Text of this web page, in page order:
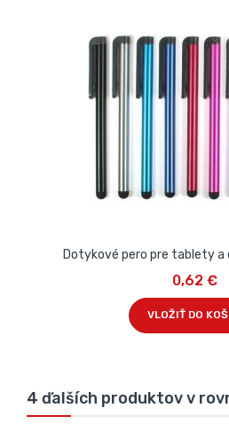
Dotykové pero pre tablety
0,62 €
VLOŽIŤ DO
4 ďalších produktov v